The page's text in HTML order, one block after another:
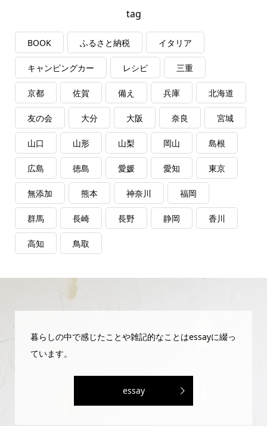
tag
BOOK ふるさと納税 イタリア
キャンピングカー レシピ 三重
京都 佐賀 備え 兵庫 北海道
友の会 大分 大阪 奈良 宮城
山口 山形 山梨 岡山 島根
広島 徳島 愛媛 愛知 東京
無添加 熊本 神奈川 福岡
群馬 長崎 長野 静岡 香川
高知 鳥取
暮らしの中で感じたことや雑記的なことはessayに綴っ
ています。
essay